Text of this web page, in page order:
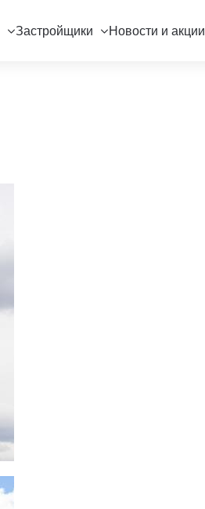
Застройщики Новости и акции